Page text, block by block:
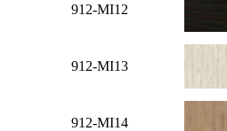
912-MI12
912-MI13
912-MI14